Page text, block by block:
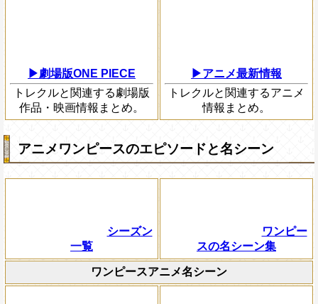
▶劇場版ONE PIECE
トレクルと関連する劇場版
作品・映画情報まとめ。
▶アニメ最新情報
トレクルと関連するアニメ
情報まとめ。
アニメワンピースのエピソードと名シーン
シーズン
一覧
ワンピー
スの名シーン集
ワンピースアニメ名シーン